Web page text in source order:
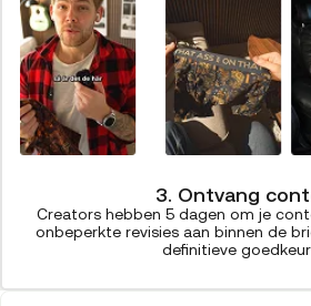
3. Ontvang
Creators hebben 5 dagen om je
onbeperkte revisies aan binnen de
definitieve